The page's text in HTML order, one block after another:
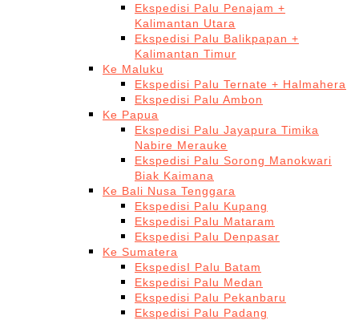
Ekspedisi Palu Penajam +
Kalimantan Utara
Ekspedisi Palu Balikpapan +
Kalimantan Timur
Ke Maluku
Ekspedisi Palu Ternate + Halmahera
Ekspedisi Palu Ambon
Ke Papua
Ekspedisi Palu Jayapura Timika
Nabire Merauke
Ekspedisi Palu Sorong Manokwari
Biak Kaimana
Ke Bali Nusa Tenggara
Ekspedisi Palu Kupang
Ekspedisi Palu Mataram
Ekspedisi Palu Denpasar
Ke Sumatera
EkspedisI Palu Batam
Ekspedisi Palu Medan
Ekspedisi Palu Pekanbaru
Ekspedisi Palu Padang